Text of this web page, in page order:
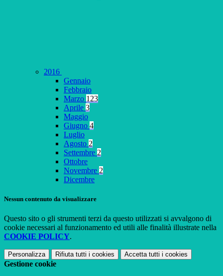
2016
Gennaio
Febbraio
Marzo 123
Aprile 3
Maggio
Giugno 4
Luglio
Agosto 2
Settembre 2
Ottobre
Novembre 2
Dicembre
Nessun contenuto da visualizzare
Questo sito o gli strumenti terzi da questo utilizzati si avvalgono di
cookie necessari al funzionamento ed utili alle finalità illustrate nella
COOKIE POLICY.
Personalizza Rifiuta tutti i cookies Accetta tutti i cookies
Gestione cookie